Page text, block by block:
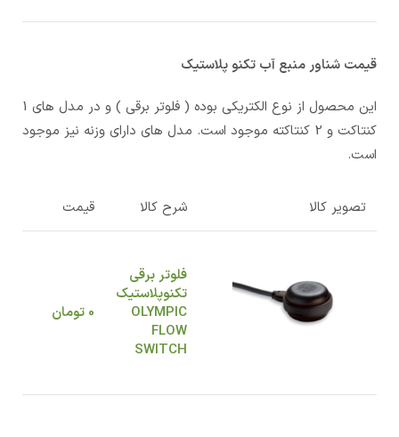
قیمت شناور منبع آب تکنو پلاستیک
این محصول از نوع الکتریکی بوده ( فلوتر برقی ) و در مدل های 1
کنتاکت و 2 کنتاکته موجود است. مدل های دارای وزنه نیز موجود
است.
تصویر کالا شرح کالا قیمت
فلوتر برقی
تکنوپلاستیک
OLYMPIC
FLOW
SWITCH
0 تومان